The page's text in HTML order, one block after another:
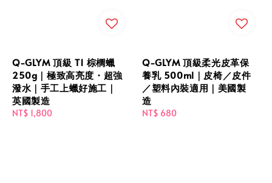
Q-GLYM 頂級 T1 棕櫚蠟
250g｜極致高亮度・超強
潑水｜手工上蠟好施工｜
英國製造
Regular
NT$ 1,800
Q-GLYM 頂級柔光皮革保
養乳 500ml｜皮椅／皮件
／塑料內裝適用｜美國製
造
Regular
NT$ 680